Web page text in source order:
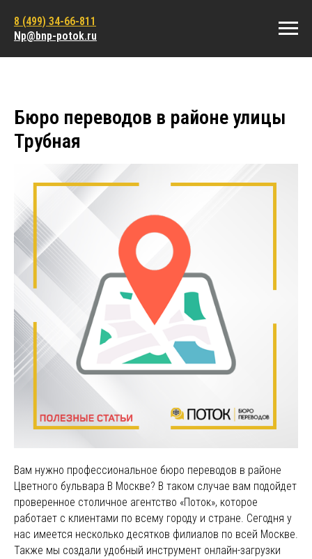
8 (499) 34-66-811
Np@bnp-potok.ru
Бюро переводов в районе улицы
Трубная
Вам нужно профессиональное бюро переводов в районе
Цветного бульвара В Москве? В таком случае вам подойдет
проверенное столичное агентство «Поток», которое
работает с клиентами по всему городу и стране. Сегодня у
нас имеется несколько десятков филиалов по всей Москве.
Также мы создали удобный инструмент онлайн-загрузки